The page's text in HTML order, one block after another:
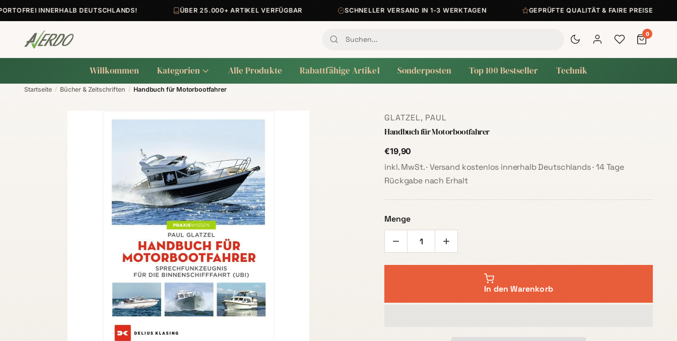
INNERHALB DEUTSCHLANDS! ÜBER 25.000+ ARTIKEL VERFÜGBAR SCHNELLER VERSAND IN 1-3 WERKTAGEN GEPRÜFTE QUALITÄT & FAIRE PREISE
0
Willkommen Kategorien Alle Produkte Rabattfähige Artikel Sonderposten Top 100 Bestseller Technik
Startseite / Bücher & Zeitschriften / Handbuch für Motorbootfahrer
GLATZEL, PAUL
Handbuch für Motorbootfahrer
€19,90
inkl. MwSt. · Versand kostenlos innerhalb Deutschlands · 14 Tage
Rückgabe nach Erhalt
Menge
In den Warenkorb